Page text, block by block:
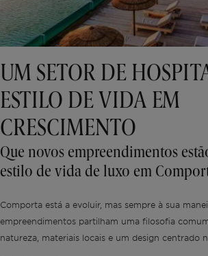
UM SETOR DE
ESTILO DE VIDA EM
CRESCIMENTO
Que novos empreendimentos
estilo de vida de luxo em
Comporta está a evoluir, mas sempre à sua
empreendimentos partilham uma filosofia
natureza, materiais locais e um design centrado